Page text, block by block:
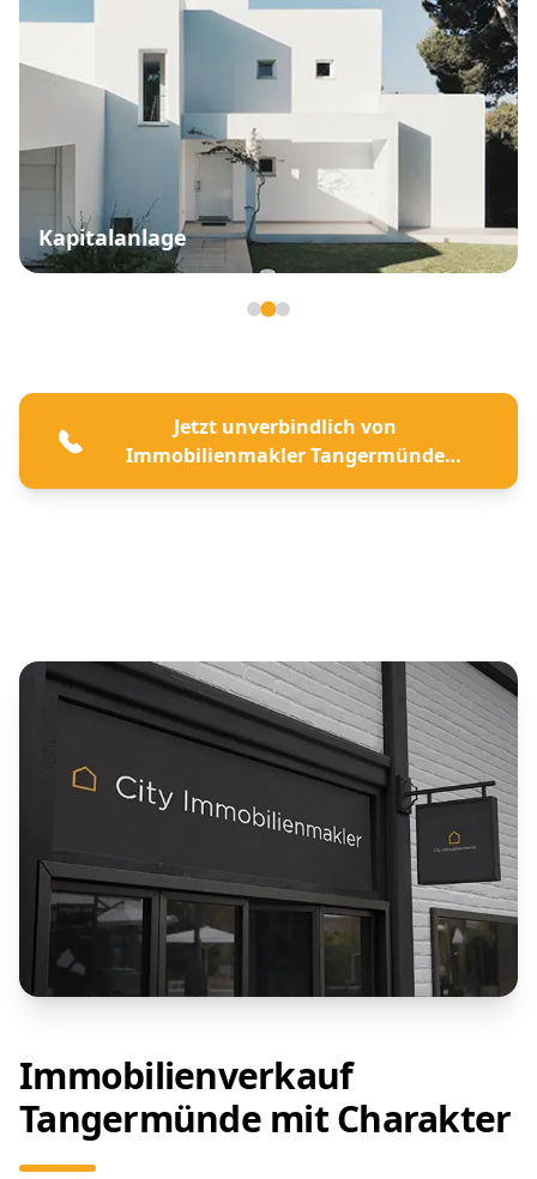
Kapitalanlage
Jetzt unverbindlich von
Immobilienmakler Tangermünde
beraten lassen
Immobilienverkauf
Tangermünde mit Charakter